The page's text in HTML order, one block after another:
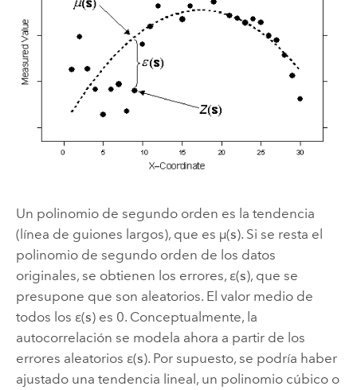
Un polinomio de segundo orden es la tendencia
(línea de guiones largos), que es µ(s). Si se resta el
polinomio de segundo orden de los datos
originales, se obtienen los errores, ε(s), que se
presupone que son aleatorios. El valor medio de
todos los ε(s) es 0. Conceptualmente, la
autocorrelación se modela ahora a partir de los
errores aleatorios ε(s). Por supuesto, se podría haber
ajustado una tendencia lineal, un polinomio cúbico o